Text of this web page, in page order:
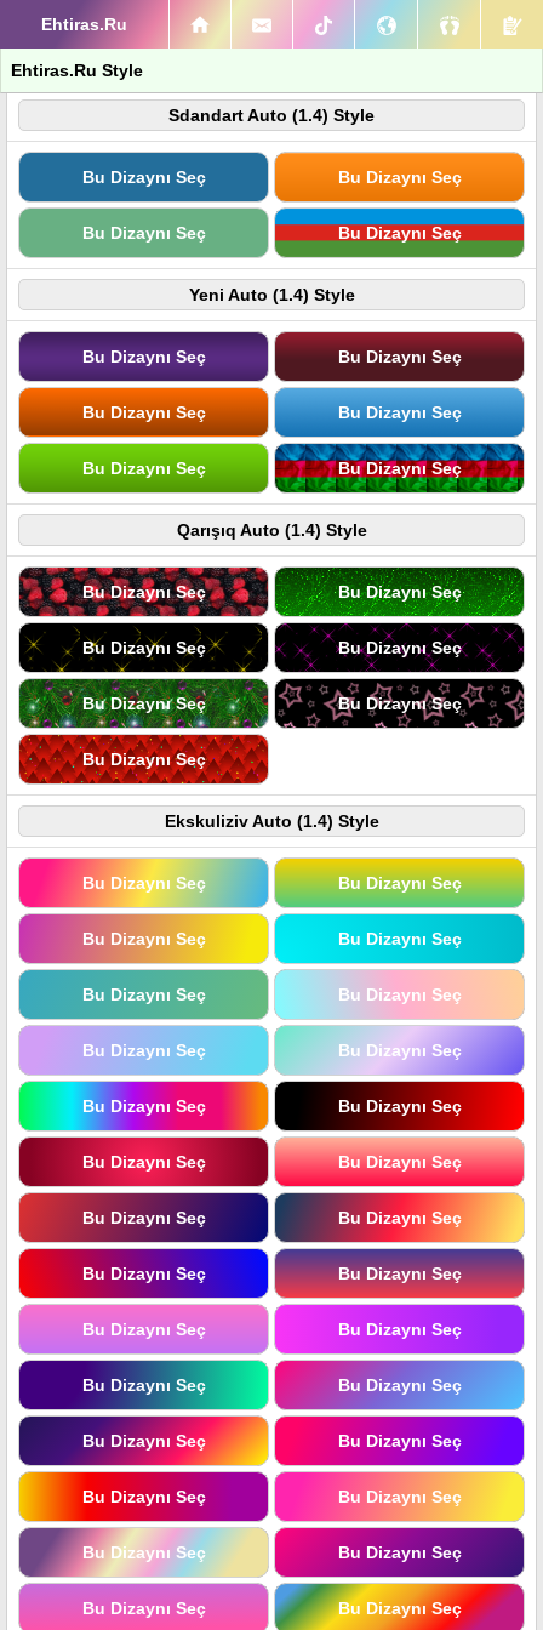
Ehtiras.Ru
Ehtiras.Ru Style
Sdandart Auto (1.4) Style
Bu Dizaynı Seç Bu Dizaynı Seç
Bu Dizaynı Seç Bu Dizaynı Seç
Yeni Auto (1.4) Style
Bu Dizaynı Seç Bu Dizaynı Seç
Bu Dizaynı Seç Bu Dizaynı Seç
Bu Dizaynı Seç Bu Dizaynı Seç
Qarışıq Auto (1.4) Style
Bu Dizaynı Seç Bu Dizaynı Seç
Bu Dizaynı Seç Bu Dizaynı Seç
Bu Dizaynı Seç Bu Dizaynı Seç
Bu Dizaynı Seç
Ekskuliziv Auto (1.4) Style
Bu Dizaynı Seç Bu Dizaynı Seç
Bu Dizaynı Seç Bu Dizaynı Seç
Bu Dizaynı Seç Bu Dizaynı Seç
Bu Dizaynı Seç Bu Dizaynı Seç
Bu Dizaynı Seç Bu Dizaynı Seç
Bu Dizaynı Seç Bu Dizaynı Seç
Bu Dizaynı Seç Bu Dizaynı Seç
Bu Dizaynı Seç Bu Dizaynı Seç
Bu Dizaynı Seç Bu Dizaynı Seç
Bu Dizaynı Seç Bu Dizaynı Seç
Bu Dizaynı Seç Bu Dizaynı Seç
Bu Dizaynı Seç Bu Dizaynı Seç
Bu Dizaynı Seç Bu Dizaynı Seç
Bu Dizaynı Seç Bu Dizaynı Seç